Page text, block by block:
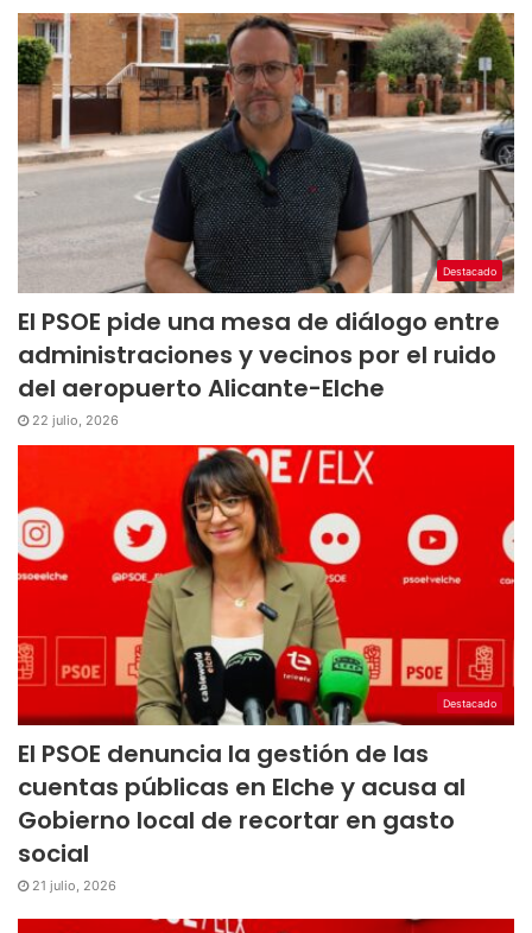
Destacado
El PSOE pide una mesa de diálogo entre
administraciones y vecinos por el ruido
del aeropuerto Alicante-Elche
22 julio, 2026
Destacado
El PSOE denuncia la gestión de las
cuentas públicas en Elche y acusa al
Gobierno local de recortar en gasto
social
21 julio, 2026